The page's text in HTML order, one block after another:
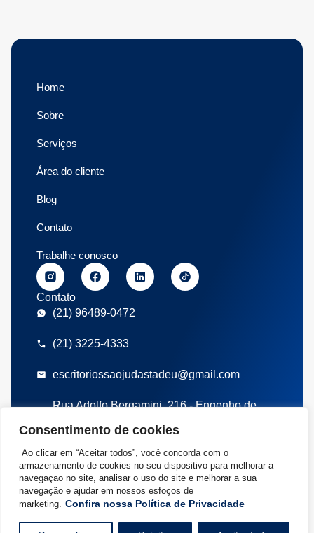
Consentimento de cookies
Ao clicar em “Aceitar todos”, você concorda com o
armazenamento de cookies no seu dispositivo para melhorar a
navegaçao no site, analisar o uso do site e melhorar a sua
navegação e ajudar em nossos esfoços de
marketing. Confira nossa Política de Privacidade
Home
Sobre
Serviços
Área do cliente
Blog
Contato
Trabalhe conosco
Contato
(21) 96489-0472
(21) 3225-4333
escritoriossaojudastadeu@gmail.com
Rua Adolfo Bergamini, 216 - Engenho de
©2026 Escritório Contábil São Judas Tadeu – SJT – Todos Direitos
Reservados | Rua Adolfo Bergamini, 216 – Engenho de Dentro, Rio de
Janeiro/RJ CEP: 20730-000 | CNPJ: 04.493.917/0001-26
Desenvolvido por